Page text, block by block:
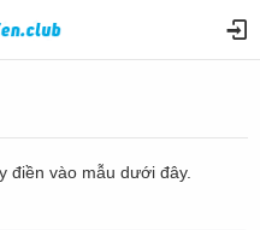
điền vào mẫu dưới đây.